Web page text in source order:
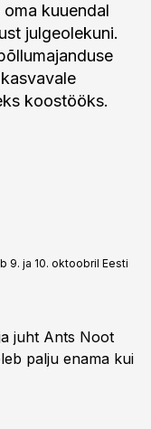
kuuendal
julgeolekuni.
koostööks.
9. ja 10. oktoobril Eesti
juht Ants Noot
palju enama kui